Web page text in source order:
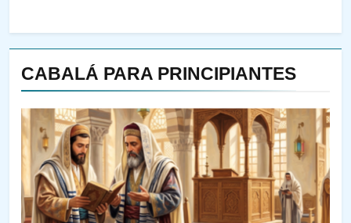
CABALÁ PARA PRINCIPIANTES
143
¿QUIÉN ES SABIO? EL QUE
VE LO QUE VA A NACER
PENSAMIENTO JUDÍO PIRKEI AVOT